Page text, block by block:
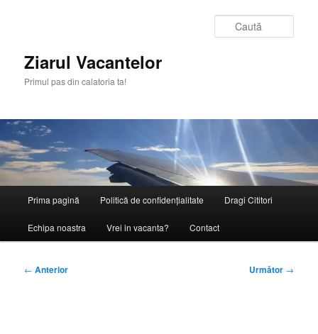
Ziarul Vacantelor
Primul pas din calatoria ta!
Prima pagină Politică de confidențialitate Dragi Cititori
Echipa noastra Vrei in vacanta? Contact
Navigare
← Anterior Următor →